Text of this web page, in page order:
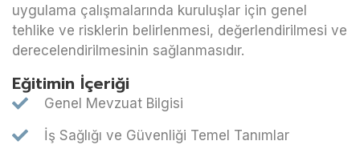
uygulama çalışmalarında kuruluşlar için genel
tehlike ve risklerin belirlenmesi, değerlendirilmesi ve
derecelendirilmesinin sağlanmasıdır.
Eğitimin İçeriği
Genel Mevzuat Bilgisi
İş Sağlığı ve Güvenliği Temel Tanımlar